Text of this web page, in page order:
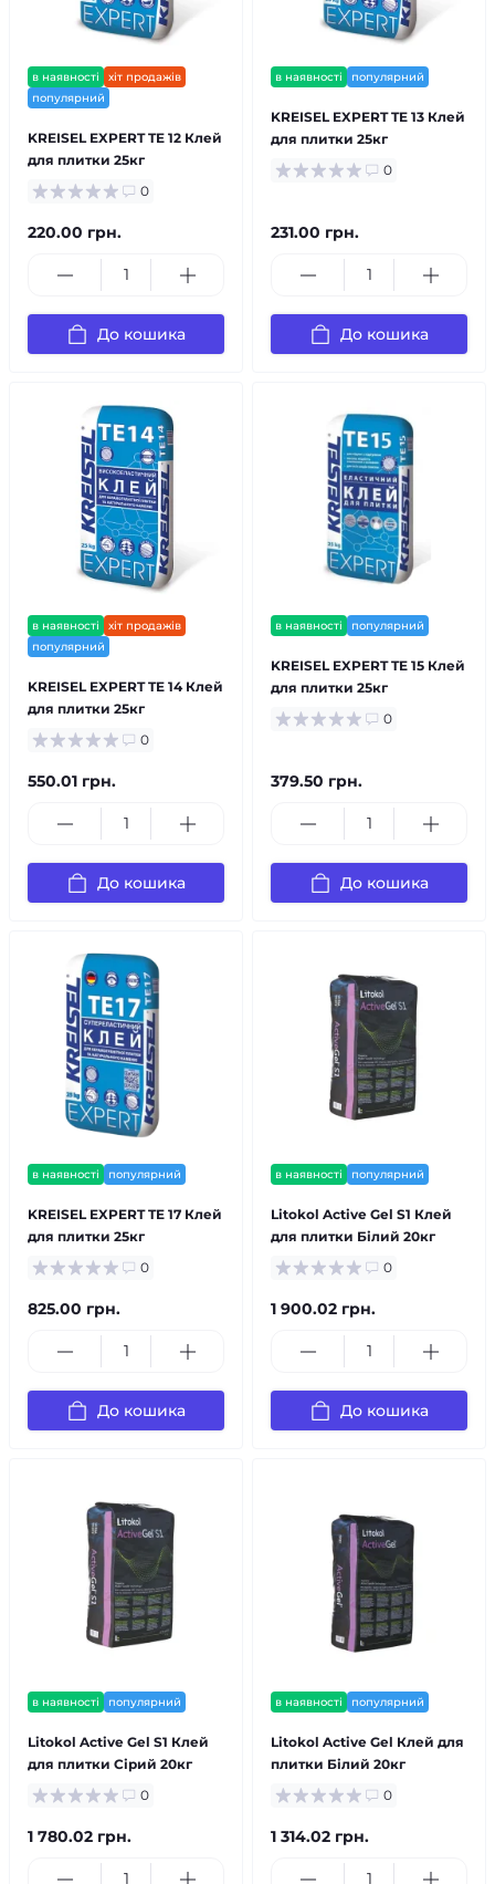
в наявності
хіт продажів
популярний
KREISEL EXPERT TE 12 Клей
для плитки 25кг
0
220.00 грн.
До кошика
в наявності популярний
KREISEL EXPERT TE 13 Клей
для плитки 25кг
0
231.00 грн.
До кошика
в наявності
хіт продажів
популярний
KREISEL EXPERT TE 14 Клей
для плитки 25кг
0
550.01 грн.
До кошика
в наявності популярний
KREISEL EXPERT TE 15 Клей
для плитки 25кг
0
379.50 грн.
До кошика
в наявності популярний
KREISEL EXPERT TE 17 Клей
для плитки 25кг
0
825.00 грн.
До кошика
в наявності популярний
Litokol Active Gel S1 Клей
для плитки Білий 20кг
0
1 900.02 грн.
До кошика
в наявності популярний
Litokol Active Gel S1 Клей
для плитки Сірий 20кг
0
1 780.02 грн.
в наявності популярний
Litokol Active Gel Клей для
плитки Білий 20кг
0
1 314.02 грн.